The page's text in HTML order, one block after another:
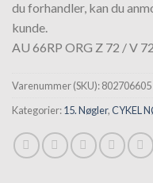
du forhandler, kan du
kunde.
AU 66RP ORG Z 72 / V 72
Varenummer (SKU):802706605
Kategorier:15. Nøgler,CYKEL